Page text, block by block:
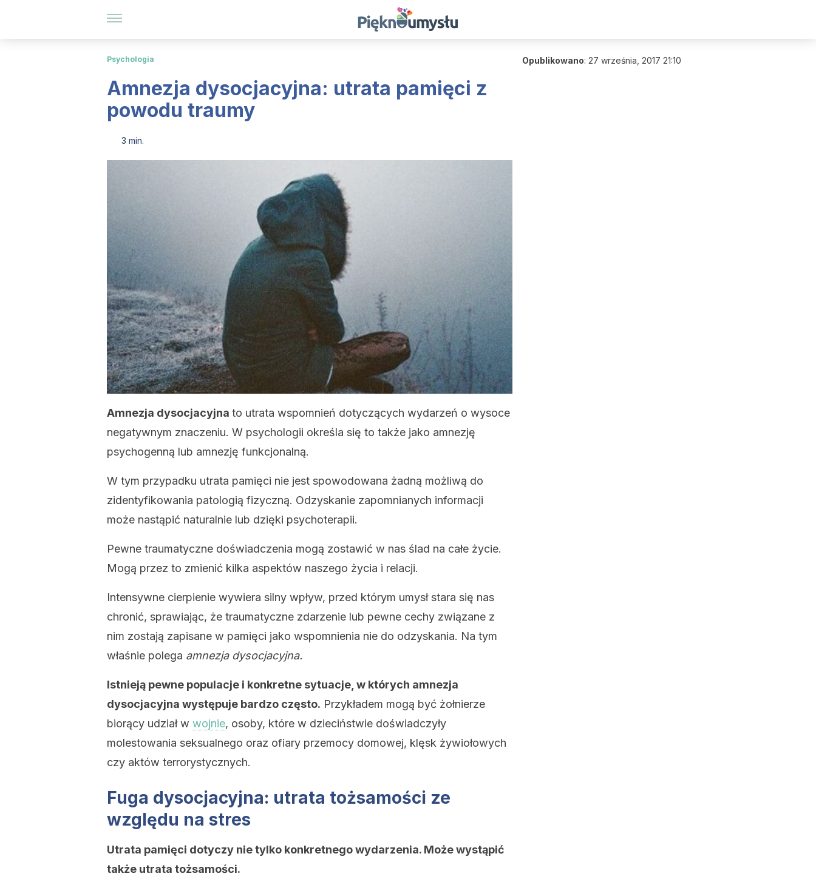
Psychologia
Amnezja dysocjacyjna: utrata pamięci z
powodu traumy
3 min.
Amnezja dysocjacyjna to utrata wspomnień dotyczących wydarzeń o wysoce
negatywnym znaczeniu. W psychologii określa się to także jako amnezję
psychogenną lub amnezję funkcjonalną.
W tym przypadku utrata pamięci nie jest spowodowana żadną możliwą do
zidentyfikowania patologią fizyczną. Odzyskanie zapomnianych informacji
może nastąpić naturalnie lub dzięki psychoterapii.
Pewne traumatyczne doświadczenia mogą zostawić w nas ślad na całe życie.
Mogą przez to zmienić kilka aspektów naszego życia i relacji.
Intensywne cierpienie wywiera silny wpływ, przed którym umysł stara się nas
chronić, sprawiając, że traumatyczne zdarzenie lub pewne cechy związane z
nim zostają zapisane w pamięci jako wspomnienia nie do odzyskania. Na tym
właśnie polega amnezja dysocjacyjna.
Istnieją pewne populacje i konkretne sytuacje, w których amnezja
dysocjacyjna występuje bardzo często. Przykładem mogą być żołnierze
biorący udział w wojnie, osoby, które w dzieciństwie doświadczyły
molestowania seksualnego oraz ofiary przemocy domowej, klęsk żywiołowych
czy aktów terrorystycznych.
Fuga dysocjacyjna: utrata tożsamości ze
względu na stres
Utrata pamięci dotyczy nie tylko konkretnego wydarzenia. Może wystąpić
także utrata tożsamości.
Opublikowano: 27 września, 2017 21:10